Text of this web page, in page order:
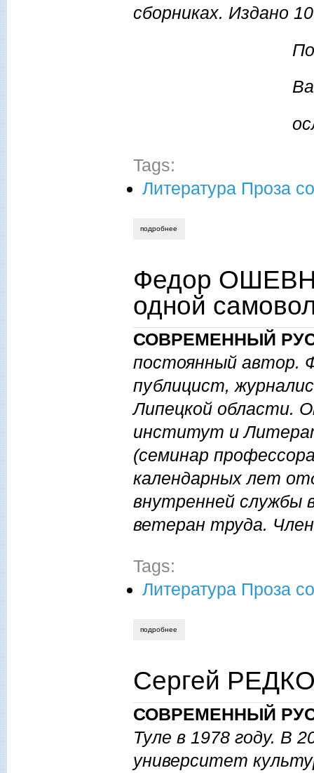
сборниках. Издано
Tags:
Литература Проза
подробнее
Федор
одной
СОВРЕМЕННЫЙ
постоянный автор.
публицист,
Липецкой области.
институт и
(семинар
календарных лет
внутренней службы
ветеран труда.
Tags:
Литература Проза
подробнее
Сергей
СОВРЕМЕННЫЙ
Туле в 1978 году. В
университет